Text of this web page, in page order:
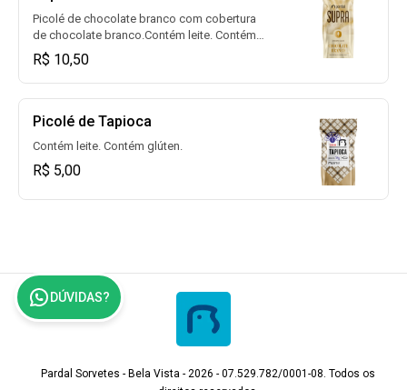
Picolé de chocolate branco com cobertura
de chocolate branco.Contém leite. Contém
glúten.
R$ 10,50
Picolé de Tapioca
Contém leite. Contém glúten.
R$ 5,00
DÚVIDAS?
Pardal Sorvetes - Bela Vista - 2026 - 07.529.782/0001-08. Todos os